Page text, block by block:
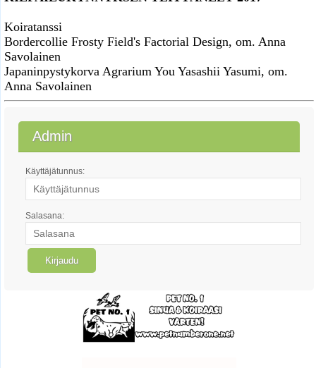
Koiratanssi
Bordercollie Frosty Field's Factorial Design, om. Anna
Savolainen
Japaninpystykorva Agrarium You Yasashii Yasumi, om.
Anna Savolainen
Admin
Käyttäjätunnus:
Salasana: